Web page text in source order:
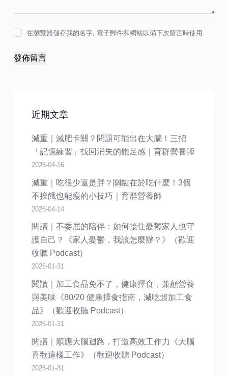
在瀏覽器儲存我的名字, 電子郵件和網站以備下次留言時使用.
發佈留言
近期文章
減重｜減肥卡關？問題可能出在大腦！三招
「記憶練習」找回消失的飽足感｜育群營養師
2026-04-16
減重｜吃很少還是胖？關鍵在於吃什麼！3個
不挨餓也能瘦的小技巧｜育群營養師
2026-04-14
閱讀｜不委屈的陪伴：如何接住憂鬱家人也守
護自己？《家人憂鬱，我該怎麼辦？》（歡迎
收聽 Podcast）
2026-01-31
閱讀｜加工食品免不了，健康擇食，兼顧營養
與美味《80/20 健康擇食指南，減吃超加工食
品》（歡迎收聽 Podcast）
2026-01-31
閱讀｜順應大腦迴路，打造高效工作力《大腦
喜歡這樣工作》（歡迎收聽 Podcast）
2026-01-31